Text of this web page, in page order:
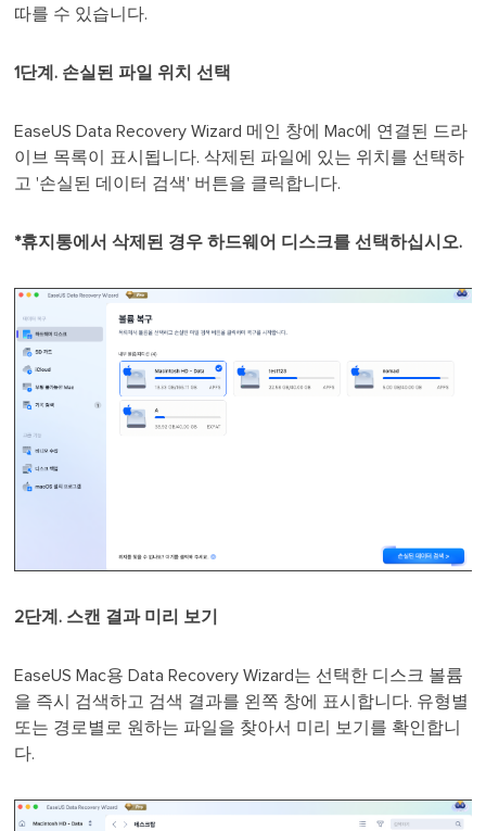
따를 수 있습니다.
1단계. 손실된 파일 위치 선택
EaseUS Data Recovery Wizard 메인 창에 Mac에 연결된 드라
이브 목록이 표시됩니다. 삭제된 파일에 있는 위치를 선택하
고 '손실된 데이터 검색' 버튼을 클릭합니다.
*휴지통에서 삭제된 경우 하드웨어 디스크를 선택하십시오.
2단계. 스캔 결과 미리 보기
EaseUS Mac용 Data Recovery Wizard는 선택한 디스크 볼륨
을 즉시 검색하고 검색 결과를 왼쪽 창에 표시합니다. 유형별
또는 경로별로 원하는 파일을 찾아서 미리 보기를 확인합니
다.